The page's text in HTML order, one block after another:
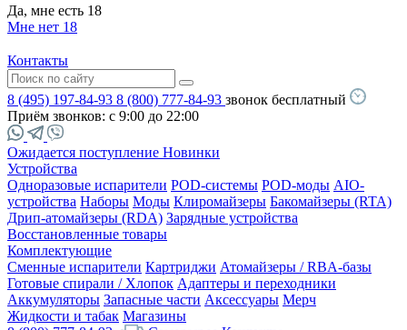
Да, мне есть 18
Мне нет 18
Контакты
8 (495) 197-84-93 8 (800) 777-84-93 звонок бесплатный
Приём звонков: с 9:00 до 22:00
Ожидается поступление Новинки
Устройства
Одноразовые испарители POD-системы POD-моды AIO-
устройства Наборы Моды Клиромайзеры Бакомайзеры (RTA)
Дрип-атомайзеры (RDA) Зарядные устройства
Восстановленные товары
Комплектующие
Сменные испарители Картриджи Атомайзеры / RBA-базы
Готовые спирали / Хлопок Адаптеры и переходники
Аккумуляторы Запасные части Аксессуары Мерч
Жидкости и табак Магазины